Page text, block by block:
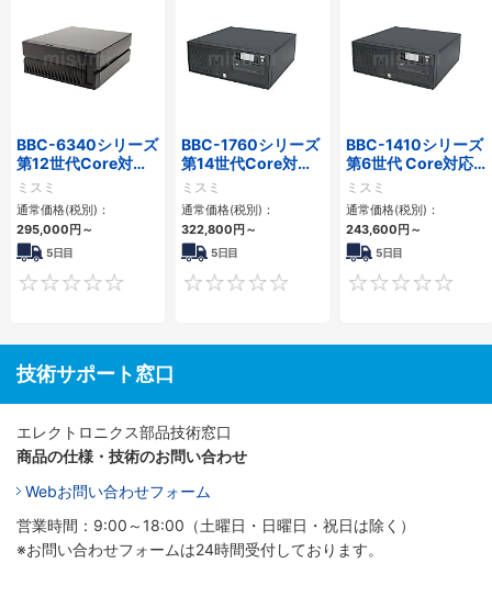
BBC-6340シリーズ
第12世代Core対応
小型フロアマウント
PC2PCI/2PCIe
ミスミ
通常価格(税別)：
295,000円～
5日目
0
BBC-1760シリーズ
第14世代Core対応
小型フロアマウント
3PCIe
ミスミ
通常価格(税別)：
322,800円～
5日目
0
BBC-1410シリーズ
第6世代 Core対応フ
ロアマウントFAPC
3PCI・3PCIe
ミスミ
通常価格(税別)：
243,600円～
5日目
技術サポート窓口
エレクトロニクス部品技術窓口
商品の仕様・技術のお問い合わせ
Webお問い合わせフォーム
営業時間：9:00～18:00（土曜日・日曜日・祝日は除く）
※お問い合わせフォームは24時間受付しております。